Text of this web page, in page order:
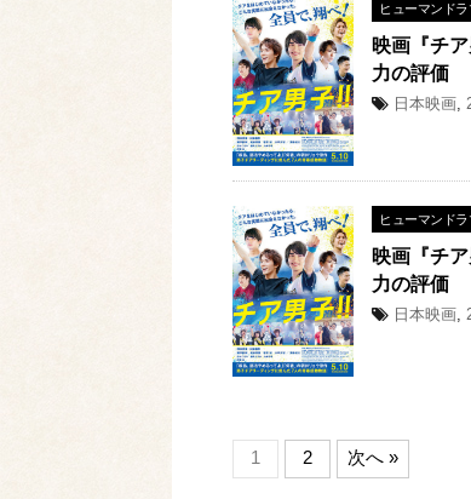
ヒューマンド
映画『チ
力の評価
日本映画,
ヒューマンド
映画『チ
力の評価
日本映画,
1 2 次へ »